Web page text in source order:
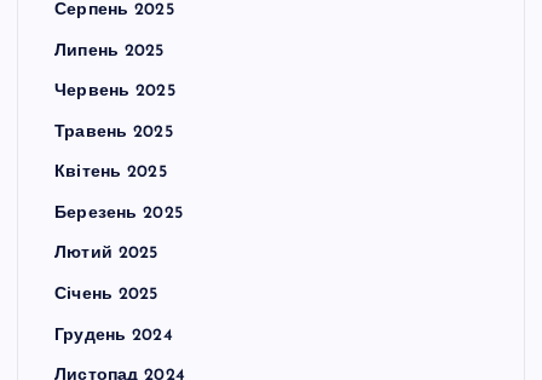
Серпень 2025
Липень 2025
Червень 2025
Травень 2025
Квітень 2025
Березень 2025
Лютий 2025
Січень 2025
Грудень 2024
Листопад 2024